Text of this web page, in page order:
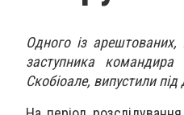
Одного із
заступника командира
Скобіоале, випустили